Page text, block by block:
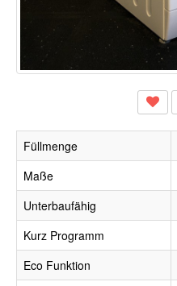
Füllmenge
Maße
Unterbaufähig
Kurz Programm
Eco Funktion